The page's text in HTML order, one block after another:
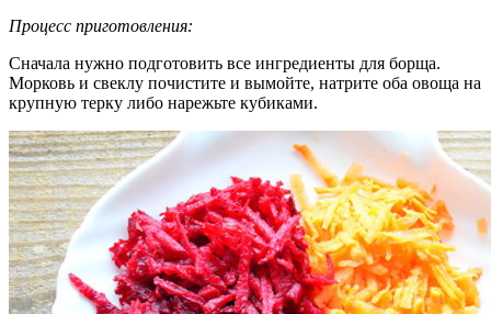
Процесс приготовления:
Сначала нужно подготовить все ингредиенты для борща.
Морковь и свеклу почистите и вымойте, натрите оба овоща на
крупную терку либо нарежьте кубиками.